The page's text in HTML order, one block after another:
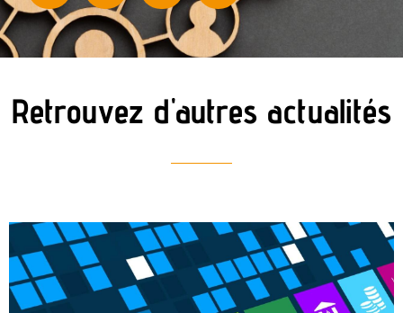
Retrouvez d'autres actualités